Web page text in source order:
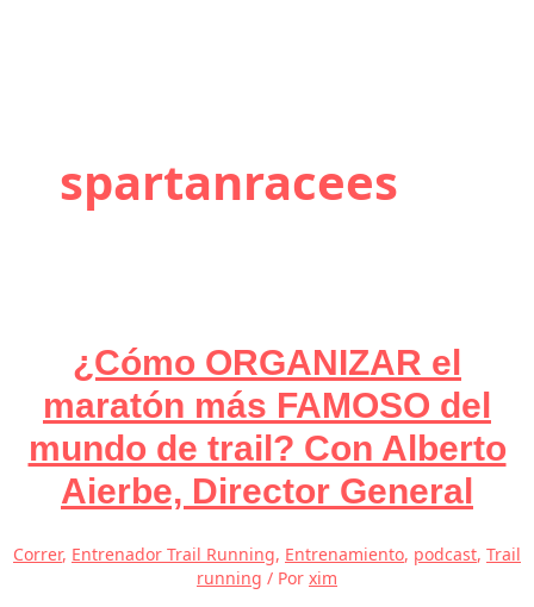
spartanracees
¿Cómo ORGANIZAR el
maratón más FAMOSO del
mundo de trail? Con Alberto
Aierbe, Director General
Correr, Entrenador Trail Running, Entrenamiento, podcast, Trail
running / Por xim